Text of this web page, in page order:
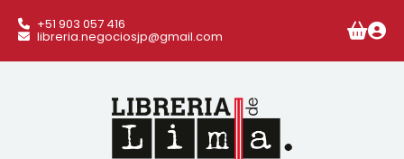
+51 903 057 416
libreria.negociosjp@gmail.com